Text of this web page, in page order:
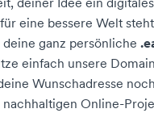
eine bessere Welt
ganz persönliche
einfach unsere
Wunschadresse
Online-